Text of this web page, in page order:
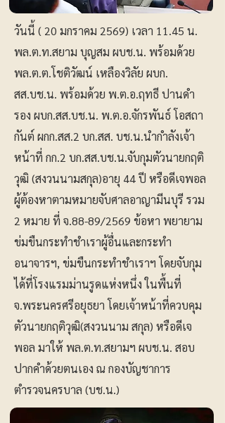
วันนี้ ( 20 มกราคม 2569) เวลา 11.45 น.
พล.ต.ท.สยาม บุญสม ผบช.น. พร้อมด้วย
พล.ต.ต.โชติวัฒน์ เหลืองวิลัย ผบก.
สส.บช.น. พร้อมด้วย พ.ต.อ.ฤทธี ปานดำ
รอง ผบก.สส.บช.น. พ.ต.อ.จักรพันธ์ โอสถา
กันต์ ผกก.สส.2 บก.สส. บช.น.นำกำลังเจ้า
หน้าที่ กก.2 บก.สส.บช.น.จับกุมตัวนายกฤติ
วุฒิ (สงวนนามสกุล)อายุ 44 ปี หรือดีเจพอล
ผู้ต้องหาตามหมายจับศาลอาญามีนบุรี รวม
2 หมาย ที่ จ.88-89/2569 ข้อหา พยายาม
ข่มขืนกระทำชำเราผู้อื่นและกระทำ
อนาจารฯ, ข่มขืนกระทำชำเราฯ โดยจับกุม
ได้ที่โรงแรมม่านรูดแห่งหนึ่ง ในพื้นที่
จ.พระนครศรีอยุธยา โดยเจ้าหน้าที่ควบคุม
ตัวนายกฤติวุฒิ(สงวนนาม สกุล) หรือดีเจ
พอล มาให้ พล.ต.ท.สยามฯ ผบช.น. สอบ
ปากคำด้วยตนเอง ณ กองบัญชาการ
ตำรวจนครบาล (บช.น.)